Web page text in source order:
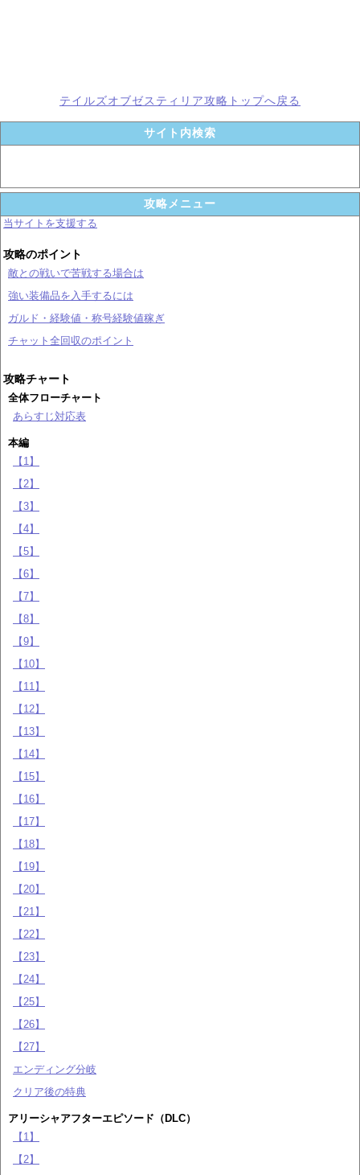
テイルズオブゼスティリア攻略トップへ戻る
サイト内検索
攻略メニュー
当サイトを支援する
攻略のポイント
敵との戦いで苦戦する場合は
強い装備品を入手するには
ガルド・経験値・称号経験値稼ぎ
チャット全回収のポイント
攻略チャート
全体フローチャート
あらすじ対応表
本編
【1】
【2】
【3】
【4】
【5】
【6】
【7】
【8】
【9】
【10】
【11】
【12】
【13】
【14】
【15】
【16】
【17】
【18】
【19】
【20】
【21】
【22】
【23】
【24】
【25】
【26】
【27】
エンディング分岐
クリア後の特典
アリーシャアフターエピソード（DLC）
【1】
【2】